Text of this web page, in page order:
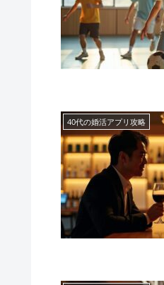
40代の婚活アプリ攻略